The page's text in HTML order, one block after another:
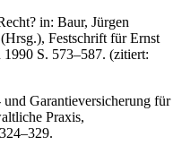
in: Baur, Jürgen
Festschrift für Ernst
S. 573–587. (zitiert:
und Garantieversicherung für
Praxis,